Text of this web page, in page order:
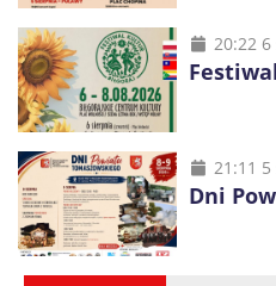
20:22
21:11
Dni